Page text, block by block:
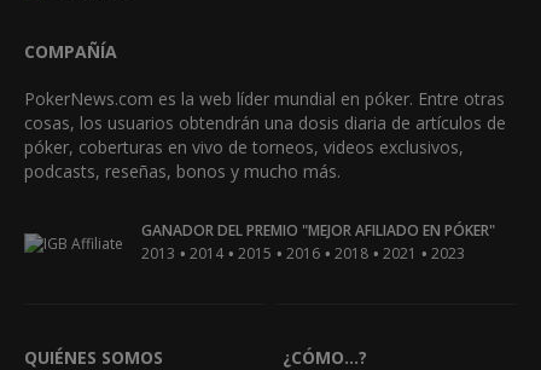
COMPAÑÍA
PokerNews.com es la web líder mundial en póker. Entre otras
cosas, los usuarios obtendrán una dosis diaria de artículos de
póker, coberturas en vivo de torneos, videos exclusivos,
podcasts, reseñas, bonos y mucho más.
GANADOR DEL PREMIO "MEJOR AFILIADO EN PÓKER"
2013 • 2014 • 2015 • 2016 • 2018 • 2021 • 2023
QUIÉNES SOMOS ¿CÓMO...?